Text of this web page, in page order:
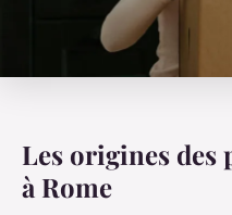
Les origines des
à Rome